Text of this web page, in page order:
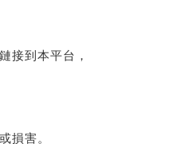
接到本平台，
損害。